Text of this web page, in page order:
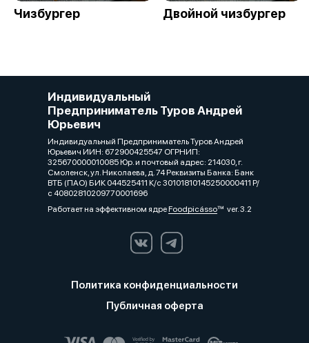
Чизбургер Двойной чизбургер
Индивидуальный
Предприниматель Туров Андрей
Юрьевич
Индивидуальный Предприниматель Туров Андрей
Юрьевич ИИН: 672900425547 ОГРНИП:
325670000010085 Юр. и почтовый адрес: 214030, г.
Смоленск, ул. Николаева, д. 74 Реквизиты Банка: Банк
ВТБ (ПАО) БИК 044525411 К/с 30101810145250000411 Р/
с 40802810209770001696
Работает на эффективном ядреFoodpicássover. 3.2
Политика конфиденциальности
Публичная оферта